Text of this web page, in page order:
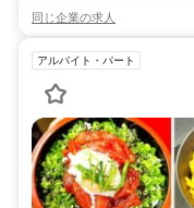
同じ企業の求人
アルバイト・パート